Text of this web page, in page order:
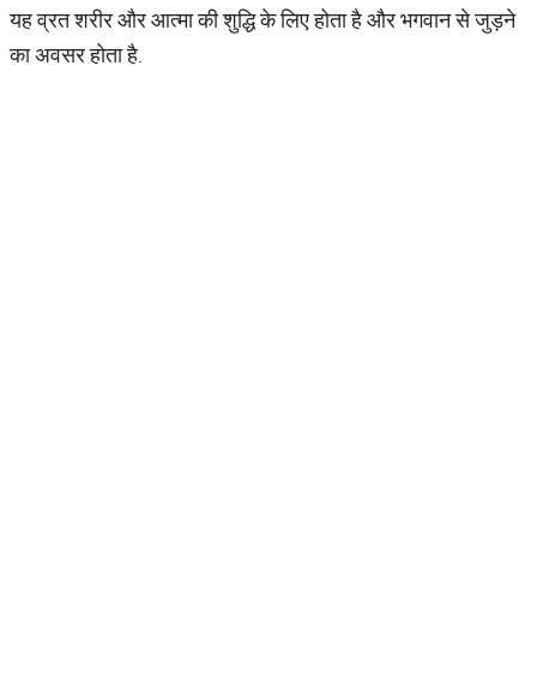
यह व्रत शरीर और आत्मा की शुद्धि के लिए होता है और भगवान से जुड़ने
का अवसर होता है.